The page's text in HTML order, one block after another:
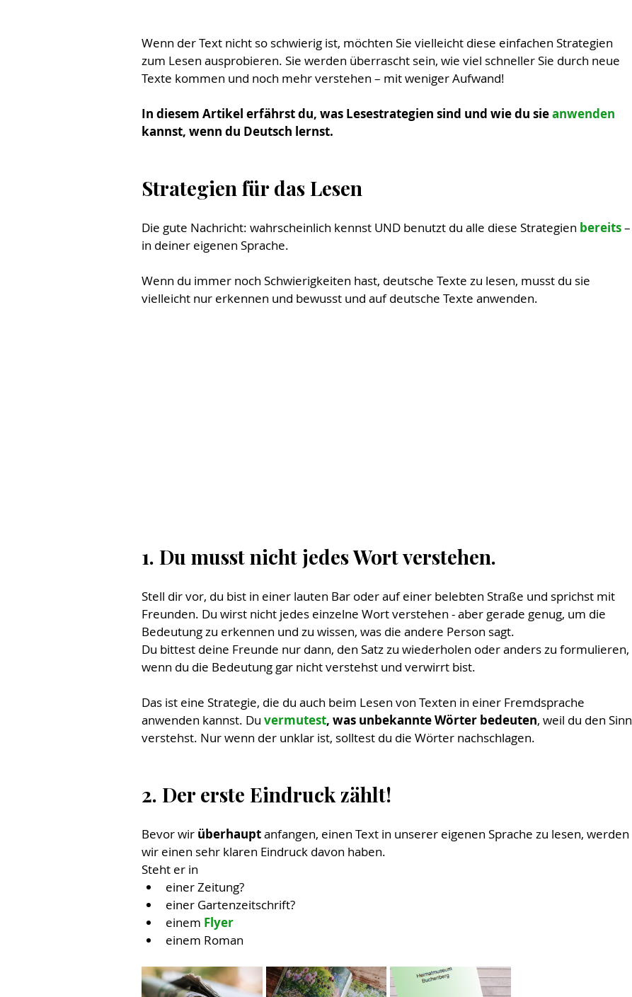
Wenn der Text nicht so schwierig ist, möchten Sie vielleicht diese einfachen Strategien
zum Lesen ausprobieren. Sie werden überrascht sein, wie viel schneller Sie durch neue
Texte kommen und noch mehr verstehen – mit weniger Aufwand!
In diesem Artikel erfährst du, was Lesestrategien sind und wie du sie anwenden
kannst, wenn du Deutsch lernst.
Strategien für das Lesen
Die gute Nachricht: wahrscheinlich kennst UND benutzt du alle diese Strategien bereits –
in deiner eigenen Sprache.
Wenn du immer noch Schwierigkeiten hast, deutsche Texte zu lesen, musst du sie
vielleicht nur erkennen und bewusst und auf deutsche Texte anwenden.
1. Du musst nicht jedes Wort verstehen.
Stell dir vor, du bist in einer lauten Bar oder auf einer belebten Straße und sprichst mit
Freunden. Du wirst nicht jedes einzelne Wort verstehen - aber gerade genug, um die
Bedeutung zu erkennen und zu wissen, was die andere Person sagt.
Du bittest deine Freunde nur dann, den Satz zu wiederholen oder anders zu formulieren,
wenn du die Bedeutung gar nicht verstehst und verwirrt bist.
Das ist eine Strategie, die du auch beim Lesen von Texten in einer Fremdsprache
anwenden kannst. Du vermutest, was unbekannte Wörter bedeuten, weil du den Sinn
verstehst. Nur wenn der unklar ist, solltest du die Wörter nachschlagen.
2. Der erste Eindruck zählt!
Bevor wir überhaupt anfangen, einen Text in unserer eigenen Sprache zu lesen, werden
wir einen sehr klaren Eindruck davon haben.
Steht er in
einer Zeitung?
einer Gartenzeitschrift?
einem Flyer
einem Roman